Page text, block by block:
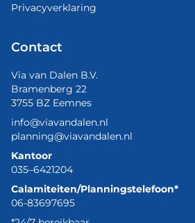
Privacyverklaring
Contact
Via van Dalen B.V.
Bramenberg 22
3755 BZ Eemnes
info@viavandalen.nl
planning@viavandalen.nl
Kantoor
035–6421204
Calamiteiten/Planningstelefoon*
06-83697695